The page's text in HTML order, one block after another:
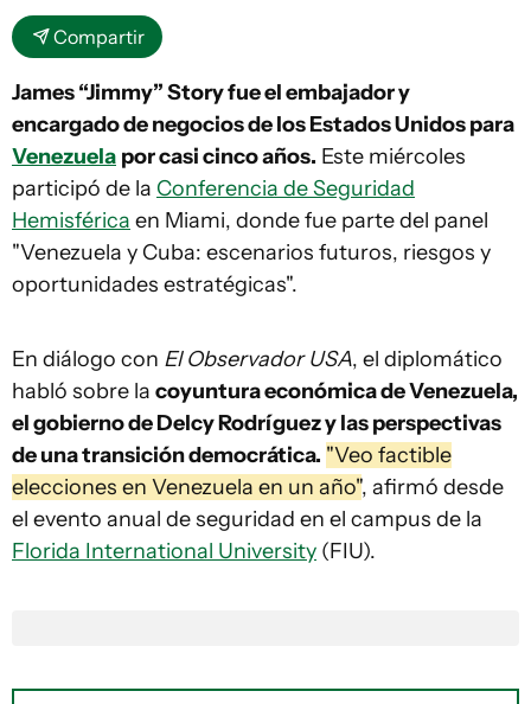
Compartir
James “Jimmy” Story fue el embajador y
encargado de negocios de los Estados Unidos para
Venezuela por casi cinco años. Este miércoles
participó de la Conferencia de Seguridad
Hemisférica en Miami, donde fue parte del panel
"Venezuela y Cuba: escenarios futuros, riesgos y
oportunidades estratégicas".
En diálogo con El Observador USA, el diplomático
habló sobre la coyuntura económica de Venezuela,
el gobierno de Delcy Rodríguez y las perspectivas
de una transición democrática. "Veo factible
elecciones en Venezuela en un año", afirmó desde
el evento anual de seguridad en el campus de la
Florida International University (FIU).